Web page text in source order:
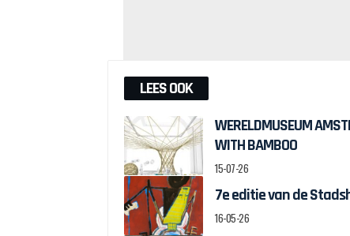
LEES OOK
WERELDMUSEUM
WITH BAMBOO
15-07-26
7e editie van de
16-05-26